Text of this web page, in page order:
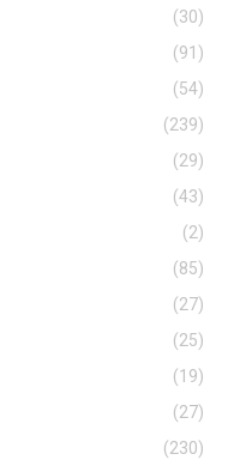
(30)
(91)
(54)
(239)
(29)
(43)
(2)
(85)
(27)
(25)
(19)
(27)
(230)